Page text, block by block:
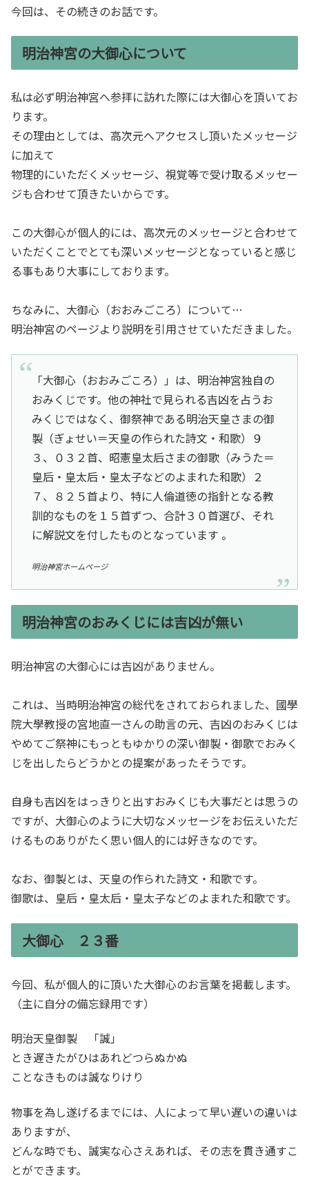
今回は、その続きのお話です。
明治神宮の大御心について
私は必ず明治神宮へ参拝に訪れた際には大御心を頂いてお
ります。
その理由としては、高次元へアクセスし頂いたメッセージ
に加えて
物理的にいただくメッセージ、視覚等で受け取るメッセー
ジも合わせて頂きたいからです。
この大御心が個人的には、高次元のメッセージと合わせて
いただくことでとても深いメッセージとなっていると感じ
る事もあり大事にしております。
ちなみに、大御心（おおみごころ）について…
明治神宮のページより説明を引用させていただきました。
「大御心（おおみごころ）」は、明治神宮独自の
おみくじです。他の神社で見られる吉凶を占うお
みくじではなく、御祭神である明治天皇さまの御
製（ぎょせい＝天皇の作られた詩文・和歌）９
３、０３２首、昭憲皇太后さまの御歌（みうた＝
皇后・皇太后・皇太子などのよまれた和歌）２
７、８２５首より、特に人倫道徳の指針となる教
訓的なものを１５首ずつ、合計３０首選び、それ
に解説文を付したものとなっています 。
明治神宮ホームページ
明治神宮のおみくじには吉凶が無い
明治神宮の大御心には吉凶がありません。
これは、当時明治神宮の総代をされておられました、國學
院大學教授の宮地直一さんの助言の元、吉凶のおみくじは
やめてご祭神にもっともゆかりの深い御製・御歌でおみく
じを出したらどうかとの提案があったそうです。
自身も吉凶をはっきりと出すおみくじも大事だとは思うの
ですが、大御心のように大切なメッセージをお伝えいただ
けるものありがたく思い個人的には好きなのです。
なお、御製とは、天皇の作られた詩文・和歌です。
御歌は、皇后・皇太后・皇太子などのよまれた和歌です。
大御心 ２３番
今回、私が個人的に頂いた大御心のお言葉を掲載します。
（主に自分の備忘録用です）
明治天皇御製 「誠」
とき遅きたがひはあれどつらぬかぬ
ことなきものは誠なりけり
物事を為し遂げるまでには、人によって早い遅いの違いは
ありますが、
どんな時でも、誠実な心さえあれば、その志を貫き通すこ
とができます。